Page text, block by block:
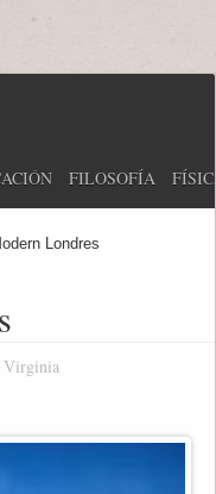
FILOSOFÍA
Londres
Virginia